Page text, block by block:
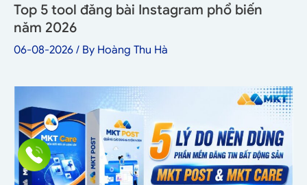
Top 5 tool đăng bài Instagram phổ biến
năm 2026
06-08-2026 / By Hoàng Thu Hà